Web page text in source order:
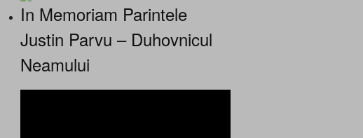
In Memoriam Parintele
Justin Parvu – Duhovnicul
Neamului